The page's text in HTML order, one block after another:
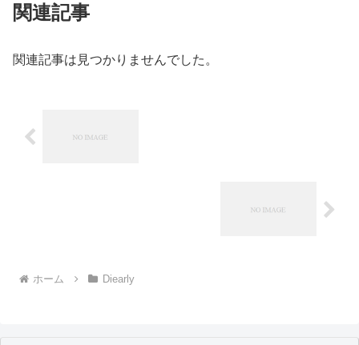
関連記事
関連記事は見つかりませんでした。
ホーム Diearly